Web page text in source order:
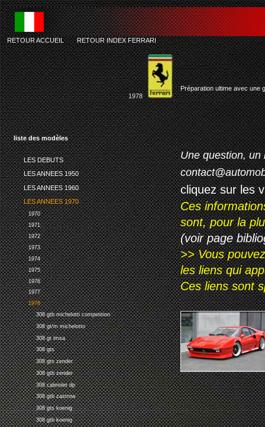
liste des modèles
LES DEBUTS
LES ANNEES 1950
LES ANNEES 1960
LES ANNEES 1970
1970
1971
1972
1973
1974
1975
1976
1977
1978
308 gtb michelotti competition
308 gt/m michelotto
308 gt imsa
308 gts
308 gts zender
308 gtb zender
308 cabriolet dp
308 gtb zastrow
308 gts koenig
308 gtb koenig
RETOUR ACCUEIL-RETOUR INDEX FERRARI
1978
Préparation ultime avec une
Une question, un
cliquez sur les
Ces
sont, pour la
(voir page
>> Vous
les liens qui
Ces liens sont